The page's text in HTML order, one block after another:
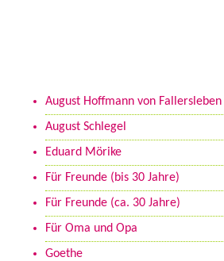
August Hoffmann von Fallersleben
August Schlegel
Eduard Mörike
Für Freunde (bis 30 Jahre)
Für Freunde (ca. 30 Jahre)
Für Oma und Opa
Goethe